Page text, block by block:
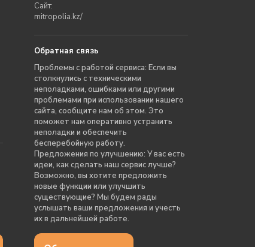
Сайт:
mitropolia.kz/
Обратная связь
Проблемы с работой сервиса: Если вы
столкнулись с техническими
неполадками, ошибками или другими
проблемами при использовании нашего
сайта, сообщите нам об этом. Это
поможет нам оперативно устранить
неполадки и обеспечить
бесперебойную работу.
Предложения по улучшению: У вас есть
идеи, как сделать наш сервис лучше?
Возможно, вы хотите предложить
новые функции или улучшить
существующие? Мы будем рады
услышать ваши предложения и учесть
их в дальнейшей работе.